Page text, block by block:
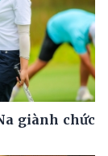
giành chức